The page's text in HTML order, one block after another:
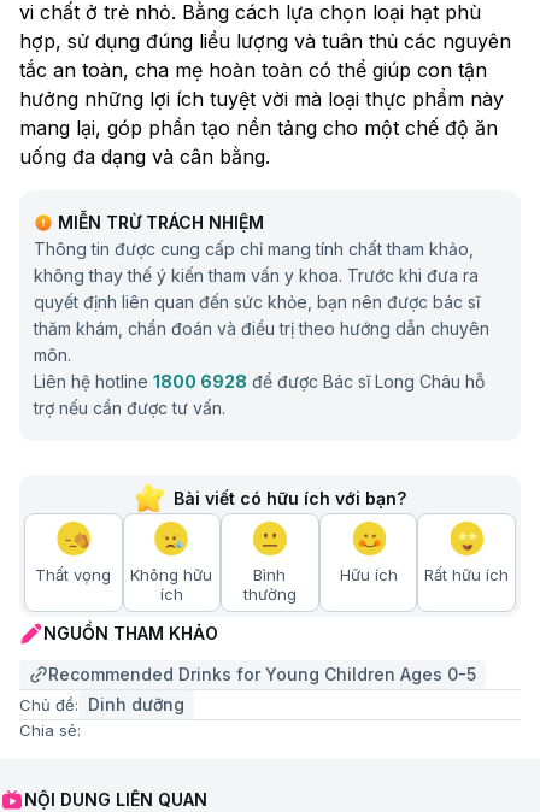
vi chất ở trẻ nhỏ. Bằng cách lựa chọn loại hạt phù
hợp, sử dụng đúng liều lượng và tuân thủ các nguyên
tắc an toàn, cha mẹ hoàn toàn có thể giúp con tận
hưởng những lợi ích tuyệt vời mà loại thực phẩm này
mang lại, góp phần tạo nền tảng cho một chế độ ăn
uống đa dạng và cân bằng.
MIỄN TRỪ TRÁCH NHIỆM
Thông tin được cung cấp chỉ mang tính chất tham khảo,
không thay thế ý kiến tham vấn y khoa. Trước khi đưa ra
quyết định liên quan đến sức khỏe, bạn nên được bác sĩ
thăm khám, chẩn đoán và điều trị theo hướng dẫn chuyên
môn.
Liên hệ hotline 1800 6928 để được Bác sĩ Long Châu hỗ
trợ nếu cần được tư vấn.
Bài viết có hữu ích với bạn?
Thất vọng
Không hữu
ích
Bình
thường
Hữu ích Rất hữu ích
NGUỒN THAM KHẢO
Recommended Drinks for Young Children Ages 0-5
Chủ đề: Dinh dưỡng
Chia sẻ:
NỘI DUNG LIÊN QUAN